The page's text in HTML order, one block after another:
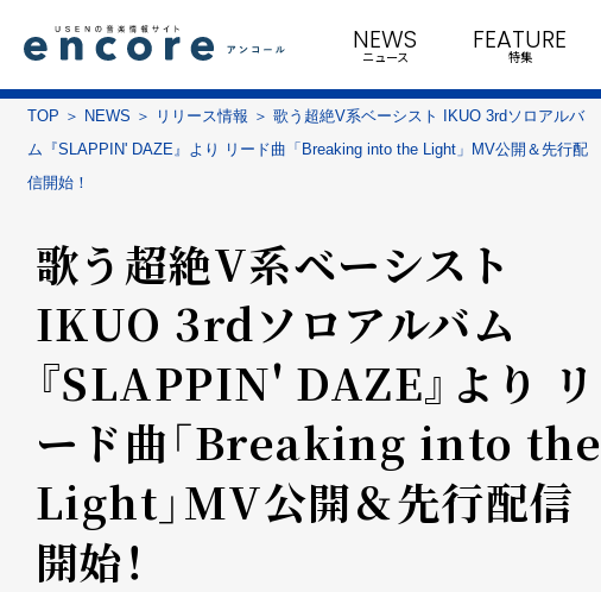
NEWS
ニュース
FEATURE
特集
TOP NEWS リリース情報
歌う超絶V系ベーシスト IKUO 3rdソロアルバ
ム『SLAPPIN' DAZE』より リード曲「Breaking into the Light」MV公開＆先行配
信開始！
歌う超絶V系ベーシスト
IKUO 3rdソロアルバム
『SLAPPIN' DAZE』より リ
ード曲「Breaking into the
Light」MV公開＆先行配信
開始！